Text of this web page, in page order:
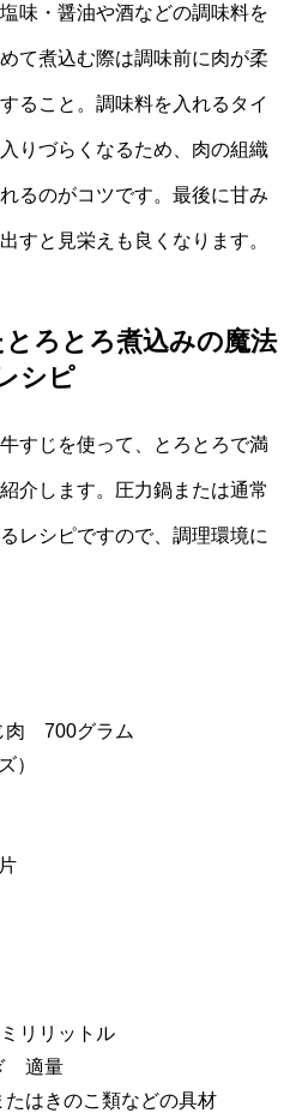
味・醤油や酒などの調味料を
て煮込む際は調味前に肉が柔
ること。調味料を入れるタイ
りづらくなるため、肉の組織
るのがコツです。最後に甘み
すと見栄えも良くなります。
ろとろ煮込みの魔法
シピ
すじを使って、とろとろで満
介します。圧力鍋または通常
レシピですので、調理環境に
肉 700グラム
）
リリットル
適量
はきのこ類などの具材